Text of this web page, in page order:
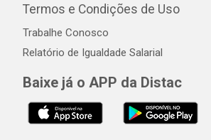
Termos e Condições de Uso
Trabalhe Conosco
Relatório de Igualdade Salarial
Baixe já o APP da Distac